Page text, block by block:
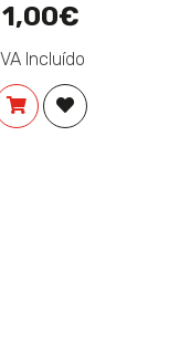
DESEJOS
1,00€
Incluído
COMPRARADICIONAR